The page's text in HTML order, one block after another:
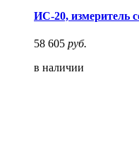
ИС-20, измеритель
58 605 руб.
в наличии